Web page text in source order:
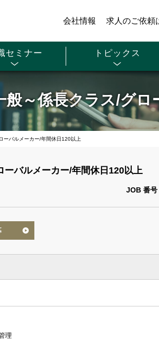
会社情報 求人のご依頼
セミナー トピックス
～係長クラス/グ
ーバルメーカー/年間休日120以上
バルメーカー/年間休日120以上
JOB 番
理